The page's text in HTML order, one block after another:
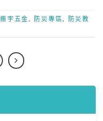
振宇五金 防災專區
防災教